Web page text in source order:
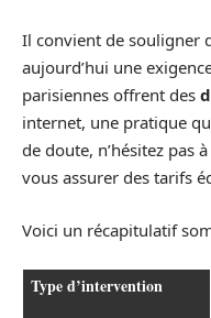
Il convient de souligner
aujourd’hui une
parisiennes offrent des
internet, une pratique
de doute, n’hésitez pas
vous assurer des tarifs
Voici un récapitulatif
Type d’intervention